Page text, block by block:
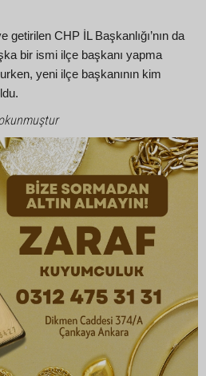
getirilen CHP İL Başkanlığı’nın da
bir ismi ilçe başkanı yapma
yeni ilçe başkanının kim